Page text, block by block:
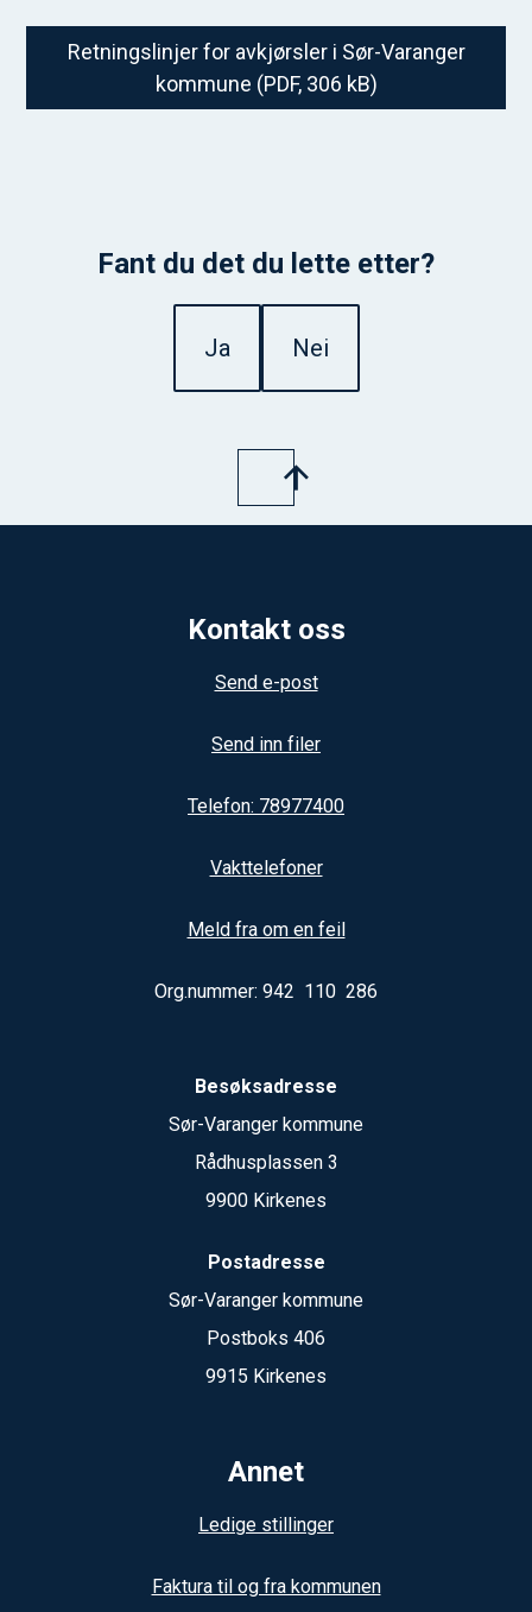
Retningslinjer for avkjørsler i Sør-Varanger
kommune (PDF, 306 kB)
Fant du det du lette etter?
Ja Nei
Kontakt oss
Send e-post
Send inn filer
Telefon: 78977400
Vakttelefoner
Meld fra om en feil
Org.nummer: 942 110 286
Besøksadresse
Sør-Varanger kommune
Rådhusplassen 3
9900 Kirkenes
Postadresse
Sør-Varanger kommune
Postboks 406
9915 Kirkenes
Annet
Ledige stillinger
Faktura til og fra kommunen